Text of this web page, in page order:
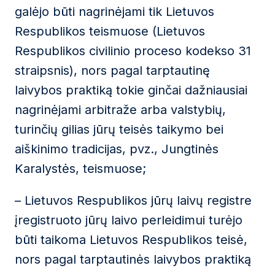
galėjo būti nagrinėjami tik Lietuvos
Respublikos teismuose (Lietuvos
Respublikos civilinio proceso kodekso 31
straipsnis), nors pagal tarptautinę
laivybos praktiką tokie ginčai dažniausiai
nagrinėjami arbitraže arba valstybių,
turinčių gilias jūrų teisės taikymo bei
aiškinimo tradicijas, pvz., Jungtinės
Karalystės, teismuose;
– Lietuvos Respublikos jūrų laivų registre
įregistruoto jūrų laivo perleidimui turėjo
būti taikoma Lietuvos Respublikos teisė,
nors pagal tarptautinės laivybos praktiką